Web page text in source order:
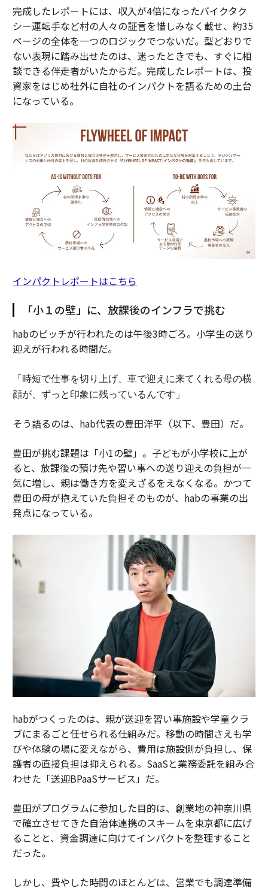
完成したレポートには、収入が4倍になったバイクタク
シー運転手など村の人々の証言を惜しみなく載せ、約35
ページの全体を一つのロジックでつないだ。型どおりで
ない表現に踏み出せたのは、迷ったときでも、すぐに相
談できる伴走者がいたからだ。完成したレポートは、投
資家をはじめ社外に自社のインパクトを語るための土台
になっている。
インパクトレポートはこちら
「小１の壁」に、放課後のインフラで挑む
habのピッチが行われたのは午後3時ごろ。小学生の送り
迎えが行われる時間だ。
「時短で仕事を切り上げ、車で迎えに来てくれる母の横
顔が、ずっと印象に残っているんです」
そう語るのは、hab代表の豊田洋平（以下、豊田）だ。
豊田が挑む課題は「小1の壁」。子どもが小学校に上が
ると、放課後の預け先や習い事への送り迎えの負担が一
気に増し、親は働き方を変えざるをえなくなる。かつて
豊田の母が抱えていた負担そのものが、habの事業の出
発点になっている。
habがつくったのは、親が送迎を習い事施設や学童クラ
ブにまるごと任せられる仕組みだ。移動の時間さえも学
びや体験の場に変えながら、費用は施設側が負担し、保
護者の直接負担は抑えられる。SaaSと業務委託を組み合
わせた「送迎BPaaSサービス」だ。
豊田がプログラムに参加した目的は、創業地の神奈川県
で確立させてきた自治体連携のスキームを東京都に広げ
ることと、資金調達に向けてインパクトを整理すること
だった。
しかし、費やした時間のほとんどは、営業でも調達準備